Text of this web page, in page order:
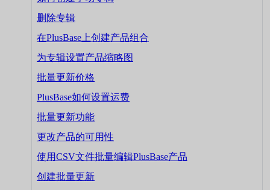
删除专辑
在PlusBase上创建产品组合
为专辑设置产品缩略图
批量更新价格
PlusBase如何设置运费
批量更新功能
更改产品的可用性
使用CSV文件批量编辑PlusBase产品
创建批量更新